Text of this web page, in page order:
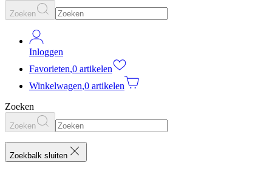
Zoeken
Inloggen
Favorieten,0 artikelen
Winkelwagen,0 artikelen
Zoeken
Zoeken
Zoekbalk sluiten